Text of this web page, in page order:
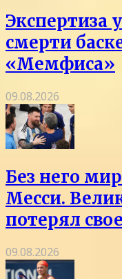
Экспертиза
смерти
«Мемфиса»
09.08.2026
Без него
Месси.
потерял
09.08.2026